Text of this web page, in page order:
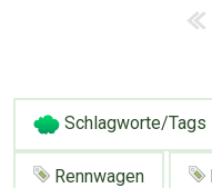
Schlagworte/Tags
Rennwagen